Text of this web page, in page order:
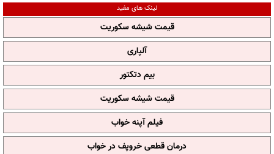
لینک های مفید
قیمت شیشه سکوریت
آلپاری
بیم دتکتور
قیمت شیشه سکوریت
فیلم آپنه خواب
درمان قطعی خروپف در خواب